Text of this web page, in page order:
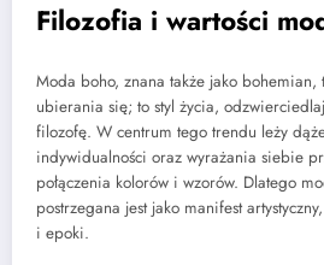
Filozofia i wartości
Moda boho, znana także jako bohemian,
ubierania się; to styl życia,
filozofę. W centrum tego trendu leży
indywidualności oraz wyrażania siebie
połączenia kolorów i wzorów. Dlatego
postrzegana jest jako manifest
i epoki.